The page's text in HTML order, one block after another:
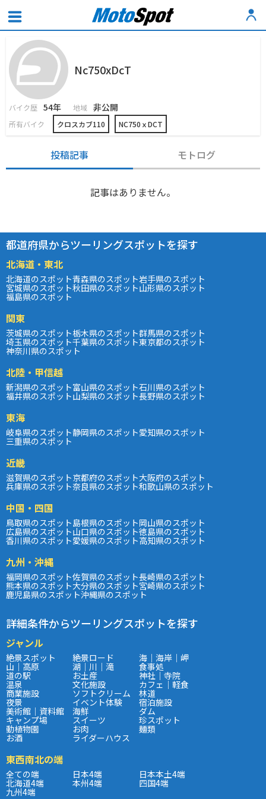
Nc750xDcT
バイク歴 54年 地域 非公開
所有バイク クロスカブ110 NC750ｘDCT
投稿記事 モトログ
記事はありません。
都道府県からツーリングスポットを探す
北海道・東北
北海道のスポット青森県のスポット岩手県のスポット
宮城県のスポット秋田県のスポット山形県のスポット
福島県のスポット
関東
茨城県のスポット栃木県のスポット群馬県のスポット
埼玉県のスポット千葉県のスポット東京都のスポット
神奈川県のスポット
北陸・甲信越
新潟県のスポット富山県のスポット石川県のスポット
福井県のスポット山梨県のスポット長野県のスポット
東海
岐阜県のスポット静岡県のスポット愛知県のスポット
三重県のスポット
近畿
滋賀県のスポット京都府のスポット大阪府のスポット
兵庫県のスポット奈良県のスポット和歌山県のスポット
中国・四国
鳥取県のスポット島根県のスポット岡山県のスポット
広島県のスポット山口県のスポット徳島県のスポット
香川県のスポット愛媛県のスポット高知県のスポット
九州・沖縄
福岡県のスポット佐賀県のスポット長崎県のスポット
熊本県のスポット大分県のスポット宮崎県のスポット
鹿児島県のスポット沖縄県のスポット
詳細条件からツーリングスポットを探す
ジャンル
絶景スポット 絶景ロード 海｜海岸｜岬
山｜高原 湖｜川｜滝 食事処
道の駅 お土産 神社｜寺院
温泉 文化施設 カフェ｜軽食
商業施設 ソフトクリーム 林道
夜景 イベント体験 宿泊施設
美術館｜資料館 海鮮 ダム
キャンプ場 スイーツ 珍スポット
動植物園 お肉 麺類
お酒 ライダーハウス
東西南北の端
全ての端 日本4端 日本本土4端
北海道4端 本州4端 四国4端
九州4端